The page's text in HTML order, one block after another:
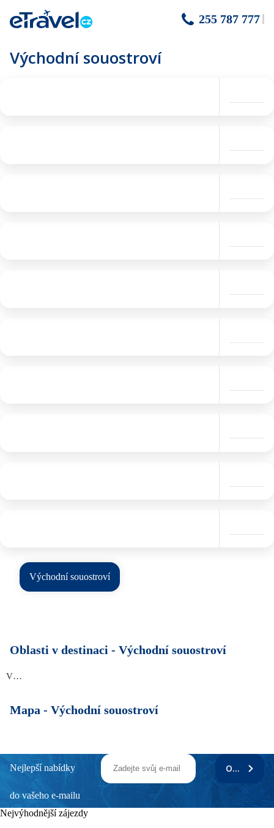
255 787 777
Východní souostroví
Východní souostroví
Oblasti v destinaci - Východní souostroví
Východní souostroví
Mapa - Východní souostroví
Nejlepší nabídky
do vašeho e-mailu
ODEBÍRAT
Nejvýhodnější zájezdy